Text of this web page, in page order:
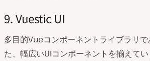
9. Vuestic UI
多目的Vueコンポーネントライブラリで
た、幅広いUIコンポーネントを揃えて